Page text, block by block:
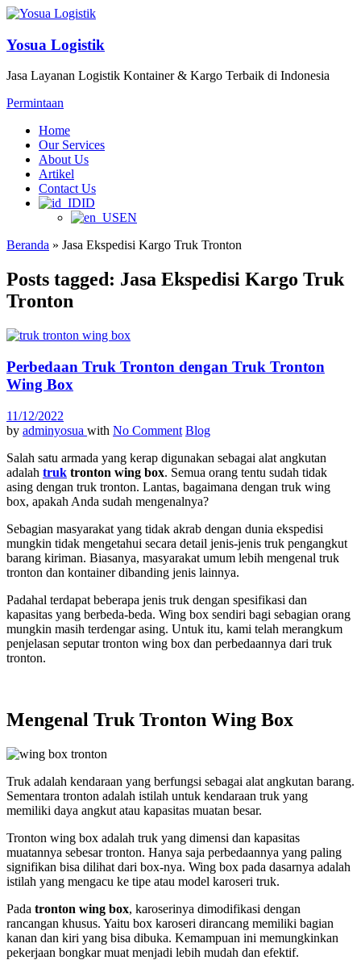
Yosua Logistik
Jasa Layanan Logistik Kontainer & Kargo Terbaik di Indonesia
Permintaan
Home
Our Services
About Us
Artikel
Contact Us
ID
EN
Beranda » Jasa Ekspedisi Kargo Truk Tronton
Posts tagged: Jasa Ekspedisi Kargo Truk
Tronton
Perbedaan Truk Tronton dengan Truk Tronton
Wing Box
11/12/2022
by adminyosua with No Comment Blog
Salah satu armada yang kerap digunakan sebagai alat angkutan
adalah truk tronton wing box. Semua orang tentu sudah tidak
asing dengan truk tronton. Lantas, bagaimana dengan truk wing
box, apakah Anda sudah mengenalnya?
Sebagian masyarakat yang tidak akrab dengan dunia ekspedisi
mungkin tidak mengetahui secara detail jenis-jenis truk pengangkut
barang kiriman. Biasanya, masyarakat umum lebih mengenal truk
tronton dan kontainer dibanding jenis lainnya.
Padahal terdapat beberapa jenis truk dengan spesifikasi dan
kapasitas yang berbeda-beda. Wing box sendiri bagi sebagian orang
mungkin masih terdengar asing. Untuk itu, kami telah merangkum
penjelasan seputar tronton wing box dan perbedaannya dari truk
tronton.
Mengenal Truk Tronton Wing Box
Truk adalah kendaraan yang berfungsi sebagai alat angkutan barang.
Sementara tronton adalah istilah untuk kendaraan truk yang
memiliki daya angkut atau kapasitas muatan besar.
Tronton wing box adalah truk yang dimensi dan kapasitas
muatannya sebesar tronton. Hanya saja perbedaannya yang paling
signifikan bisa dilihat dari box-nya. Wing box pada dasarnya adalah
istilah yang mengacu ke tipe atau model karoseri truk.
Pada tronton wing box, karoserinya dimodifikasi dengan
rancangan khusus. Yaitu box karoseri dirancang memiliki bagian
kanan dan kiri yang bisa dibuka. Kemampuan ini memungkinkan
pekerjaan bongkar muat menjadi lebih mudah dan efektif.